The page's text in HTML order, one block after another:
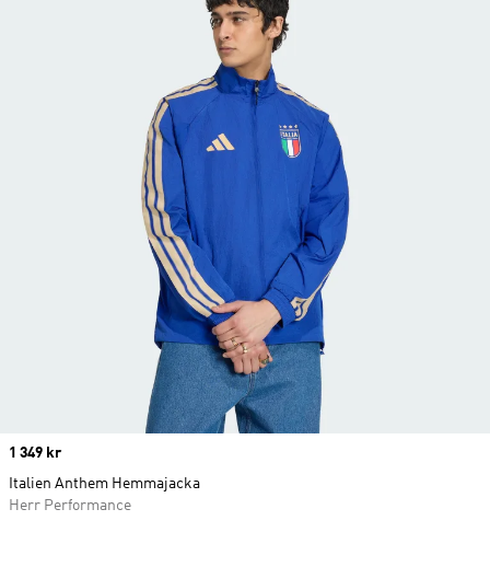
Price
1 349 kr
Italien Anthem Hemmajacka
Herr Performance